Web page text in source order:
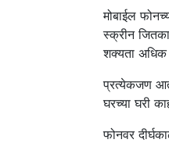
मोबाईल
स्क्रीन
शक्यता
प्रत्येकजण
घरच्या घरी
फोनवर